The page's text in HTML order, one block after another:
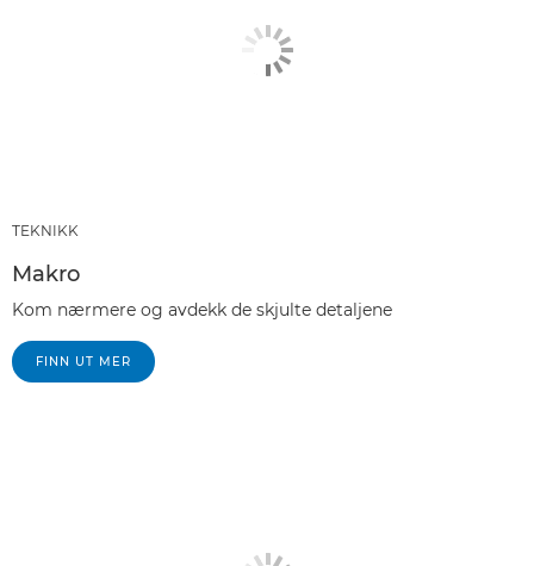
TEKNIKK
Makro
Kom nærmere og avdekk de skjulte detaljene
FINN UT MER